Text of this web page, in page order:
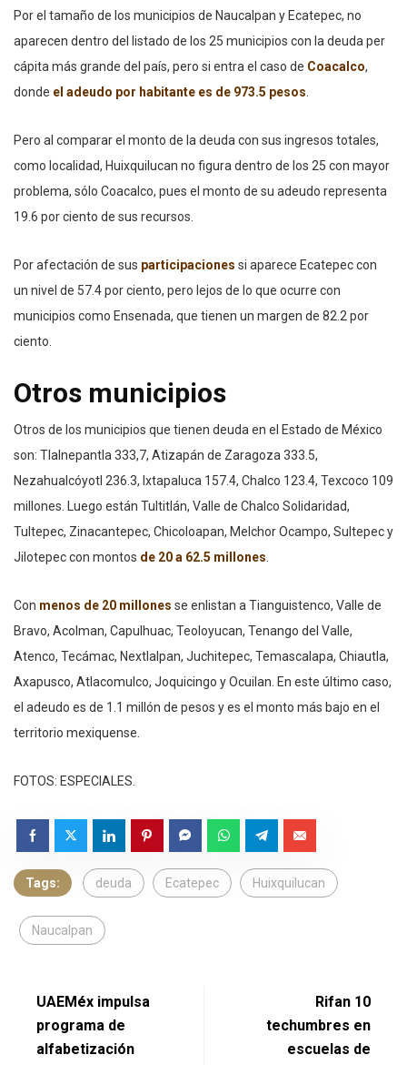
Por el tamaño de los municipios de Naucalpan y Ecatepec, no
aparecen dentro del listado de los 25 municipios con la deuda per
cápita más grande del país, pero si entra el caso de Coacalco,
donde el adeudo por habitante es de 973.5 pesos.
Pero al comparar el monto de la deuda con sus ingresos totales,
como localidad, Huixquilucan no figura dentro de los 25 con mayor
problema, sólo Coacalco, pues el monto de su adeudo representa
19.6 por ciento de sus recursos.
Por afectación de sus participaciones si aparece Ecatepec con
un nivel de 57.4 por ciento, pero lejos de lo que ocurre con
municipios como Ensenada, que tienen un margen de 82.2 por
ciento.
Otros municipios
Otros de los municipios que tienen deuda en el Estado de México
son: Tlalnepantla 333,7, Atizapán de Zaragoza 333.5,
Nezahualcóyotl 236.3, Ixtapaluca 157.4, Chalco 123.4, Texcoco 109
millones. Luego están Tultitlán, Valle de Chalco Solidaridad,
Tultepec, Zinacantepec, Chicoloapan, Melchor Ocampo, Sultepec y
Jilotepec con montos de 20 a 62.5 millones.
Con menos de 20 millones se enlistan a Tianguistenco, Valle de
Bravo, Acolman, Capulhuac, Teoloyucan, Tenango del Valle,
Atenco, Tecámac, Nextlalpan, Juchitepec, Temascalapa, Chiautla,
Axapusco, Atlacomulco, Joquicingo y Ocuilan. En este último caso,
el adeudo es de 1.1 millón de pesos y es el monto más bajo en el
territorio mexiquense.
FOTOS: ESPECIALES.
Tags: deuda Ecatepec Huixquilucan
Naucalpan
UAEMéx impulsa
programa de
alfabetización
Rifan 10
techumbres en
escuelas de